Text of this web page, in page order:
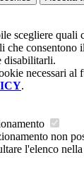
scegliere quali
che consentono
disabilitarli.
necessari al
.
non
l'elenco